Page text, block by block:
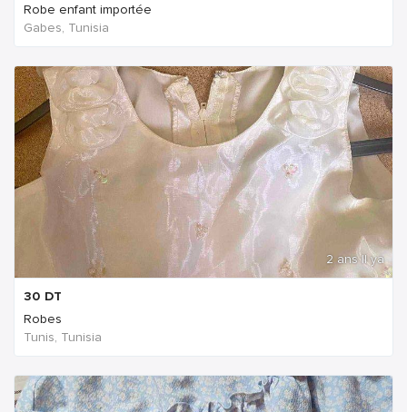
Robe enfant importée
Gabes, Tunisia
2 ans Il ya
30 DT
Robes
Tunis, Tunisia